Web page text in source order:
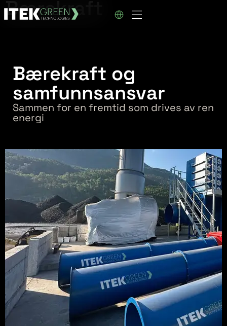
Bærekraft
Bærekraft og
samfunnsansvar
Sammen for en fremtid som drives av ren
energi